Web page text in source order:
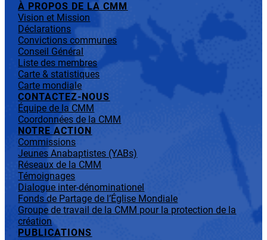
À PROPOS DE LA CMM
Vision et Mission
Déclarations
Convictions communes
Conseil Général
Liste des membres
Carte & statistiques
Carte mondiale
CONTACTEZ-NOUS
Équipe de la CMM
Coordonnées de la CMM
NOTRE ACTION
Commissions
Jeunes Anabaptistes (YABs)
Réseaux de la CMM
Témoignages
Dialogue inter-dénominationel
Fonds de Partage de l’Église Mondiale
Groupe de travail de la CMM pour la protection de la
création
PUBLICATIONS